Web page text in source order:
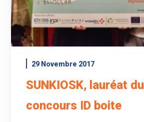
29 Novembre 2017
SUNKIOSK, lauréat du
concours ID boite